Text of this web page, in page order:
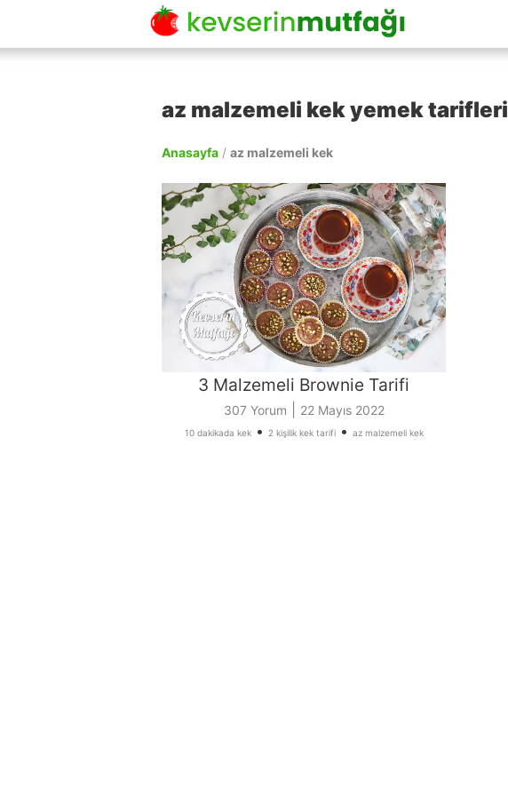
az malzemeli kek yemek tarifleri
Anasayfa / az malzemeli kek
3 Malzemeli Brownie Tarifi
307 Yorum 22 Mayıs 2022
10 dakikada kek• 2 kişilik kek tarifi• az malzemeli kek